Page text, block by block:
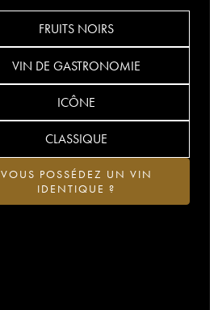
FRUITS NOIRS
VIN DE GASTRONOMIE
ICÔNE
CLASSIQUE
VOUS POSSÉDEZ UN VIN
IDENTIQUE ?